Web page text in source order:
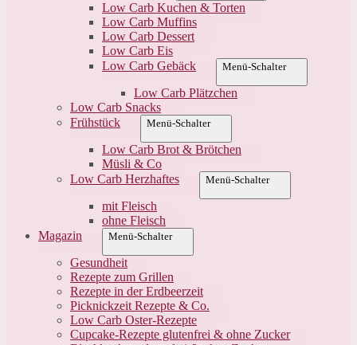
Low Carb Kuchen & Torten
Low Carb Muffins
Low Carb Dessert
Low Carb Eis
Low Carb Gebäck
Menü-Schalter
Low Carb Plätzchen
Low Carb Snacks
Frühstück
Menü-Schalter
Low Carb Brot & Brötchen
Müsli & Co
Low Carb Herzhaftes
Menü-Schalter
mit Fleisch
ohne Fleisch
Magazin
Menü-Schalter
Gesundheit
Rezepte zum Grillen
Rezepte in der Erdbeerzeit
Picknickzeit Rezepte & Co.
Low Carb Oster-Rezepte
Cupcake-Rezepte glutenfrei & ohne Zucker